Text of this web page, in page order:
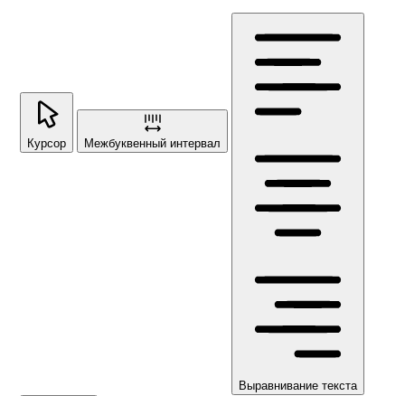
Курсор Межбуквенный интервал
Выравнивание текста